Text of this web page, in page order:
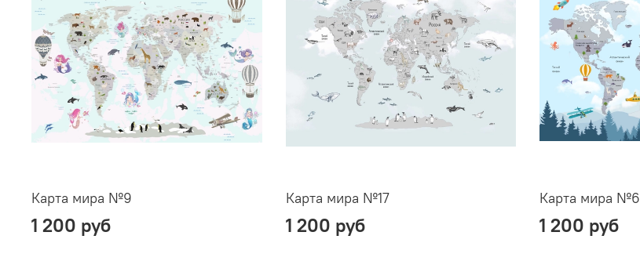
Карта мира №9
1 200 руб
Карта мира №17
1 200 руб
Карта мира №6
1 200 руб